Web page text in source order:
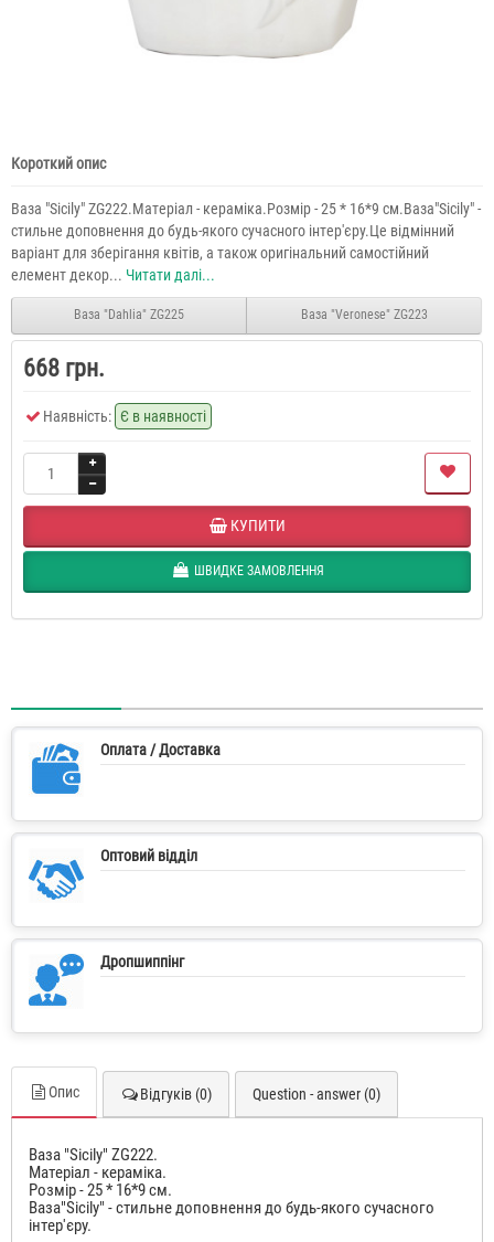
Короткий опис
Ваза "Sicily" ZG222.Матеріал - кераміка.Розмір - 25 * 16*9 см.Ваза"Sicily" -
стильне доповнення до будь-якого сучасного інтер'єру.Це відмінний
варіант для зберігання квітів, а також оригінальний самостійний
елемент декор... Читати далі...
Ваза "Dahlia" ZG225 Ваза "Veronese" ZG223
668 грн.
Наявність: Є в наявності
КУПИТИ
ШВИДКЕ ЗАМОВЛЕННЯ
Оплата / Доставка
Оптовий відділ
Дропшиппінг
Опис Відгуків (0) Question - answer (0)
Ваза "Sicily" ZG222.
Матеріал - кераміка.
Розмір - 25 * 16*9 см.
Ваза"Sicily" - стильне доповнення до будь-якого сучасного
інтер'єру.